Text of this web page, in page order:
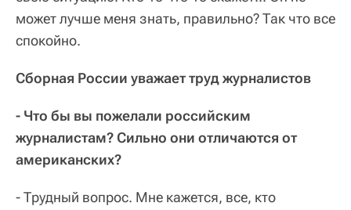
может лучше меня знать, правильно? Так что все
спокойно.
Сборная России уважает труд журналистов
- Что бы вы пожелали российским
журналистам? Сильно они отличаются от
американских?
- Трудный вопрос. Мне кажется, все, кто